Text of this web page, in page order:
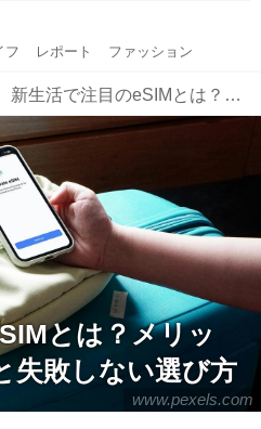
フ レポート ファッション
新生活で注目のeSIMとは？メリット・デメリットと失敗しない選び方
www.pexels.com
とは？メリッ
失敗しない選び方